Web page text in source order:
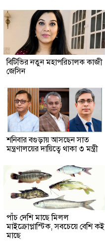
বিটিভির নতুন মহাপরিচালক কাজী
জেসিন
শনিবার বগুড়ায় আসছেন সাত
মন্ত্রণালয়ের দায়িত্বে থাকা ৩ মন্ত্রী
পাঁচ দেশি মাছে মিলল
মাইক্রোপ্লাস্টিক, সবচেয়ে বেশি কই
মাছে